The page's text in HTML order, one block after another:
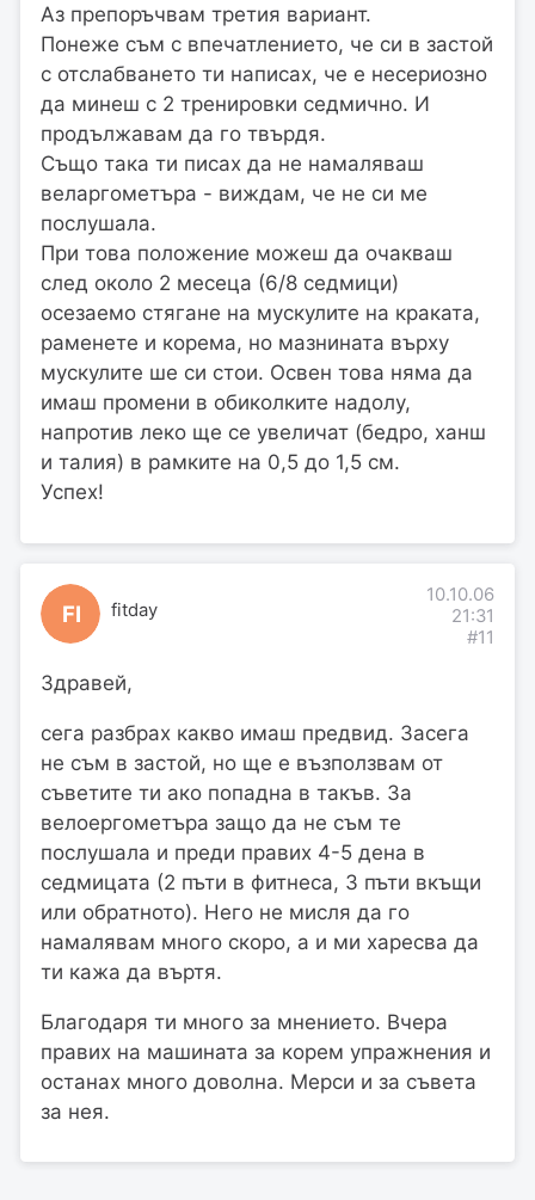
Аз препоръчвам третия вариант.
Понеже съм с впечатлението, че си в застой
с отслабването ти написах, че е несериозно
да минеш с 2 тренировки седмично. И
продължавам да го твърдя.
Също така ти писах да не намаляваш
веларгометъра - виждам, че не си ме
послушала.
При това положение можеш да очакваш
след около 2 месеца (6/8 седмици)
осезаемо стягане на мускулите на краката,
раменете и корема, но мазнината върху
мускулите ше си стои. Освен това няма да
имаш промени в обиколките надолу,
напротив леко ще се увеличат (бедро, ханш
и талия) в рамките на 0,5 до 1,5 см.
Успех!
FI fitday
10.10.06
21:31
#11
Здравей,
сега разбрах какво имаш предвид. Засега
не съм в застой, но ще е възползвам от
съветите ти ако попадна в такъв. За
велоергометъра защо да не съм те
послушала и преди правих 4-5 дена в
седмицата (2 пъти в фитнеса, 3 пъти вкъщи
или обратното). Него не мисля да го
намалявам много скоро, а и ми харесва да
ти кажа да въртя.
Благодаря ти много за мнението. Вчера
правих на машината за корем упражнения и
останах много доволна. Мерси и за съвета
за нея.